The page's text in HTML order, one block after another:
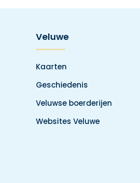
Veluwe
Kaarten
Geschiedenis
Veluwse boerderijen
Websites Veluwe